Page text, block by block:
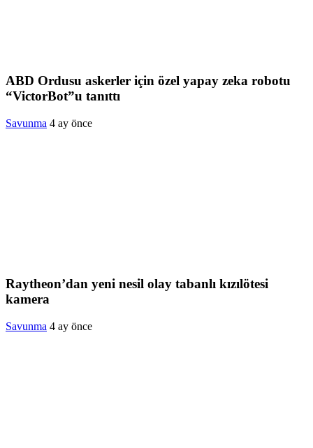
ABD Ordusu askerler için özel yapay zeka robotu
“VictorBot”u tanıttı
Savunma 4 ay önce
Raytheon’dan yeni nesil olay tabanlı kızılötesi
kamera
Savunma 4 ay önce